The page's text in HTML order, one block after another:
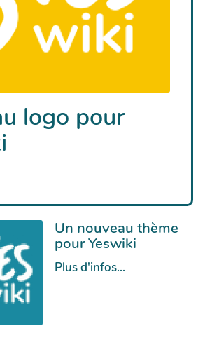
logo pour
Un nouveau thème
pour Yeswiki
Plus d'infos...